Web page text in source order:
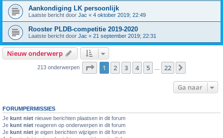
Aankondiging LK persoonlijk
Laatste bericht door Jac « 4 oktober 2019; 22:49
Rooster PLDB-competitie 2019-2020
Laatste bericht door Jac « 21 september 2019; 22:31
Nieuw onderwerp
213 onderwerpen Pagina van 22
1 2 3 4 5 22
Ga naar
FORUMPERMISSIES
Je kunt niet nieuwe berichten plaatsen in dit forum
Je kunt niet reageren op onderwerpen in dit forum
Je kunt niet je eigen berichten wijzigen in dit forum